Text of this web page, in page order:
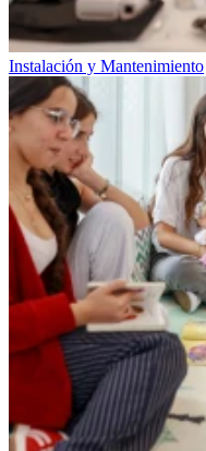
Instalación y Mantenimiento